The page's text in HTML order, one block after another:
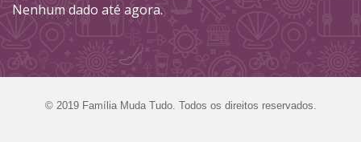
Nenhum dado até agora.
©‎ 2019 Família Muda Tudo. Todos os direitos reservados.